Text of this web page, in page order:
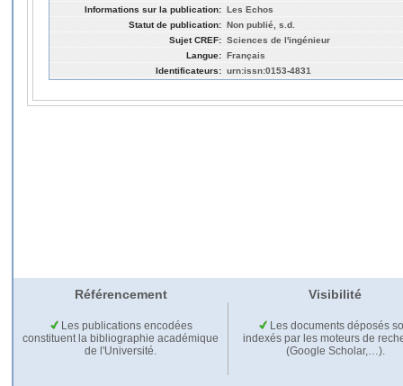
Informations sur la publication: Les Echos
Statut de publication: Non publié, s.d.
Sujet CREF: Sciences de l'ingénieur
Langue: Français
Identificateurs: urn:issn:0153-4831
Référencement Visibilité
Les publications encodées
constituent la bibliographie académique
de l'Université.
Les documents déposés
indexés par les moteurs de
(Google Scholar,…).